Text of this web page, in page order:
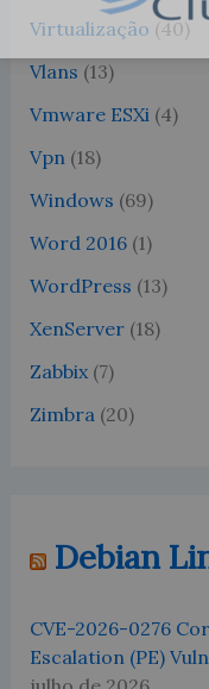
Virtualização (40)
Vlans (13)
Vmware ESXi(4)
Vpn(18)
Windows (69)
Word 2016(1)
WordPress (13)
XenServer(18)
Zabbix(7)
Zimbra(20)
Debian
CVE-2026-0276
Escalation (PE)